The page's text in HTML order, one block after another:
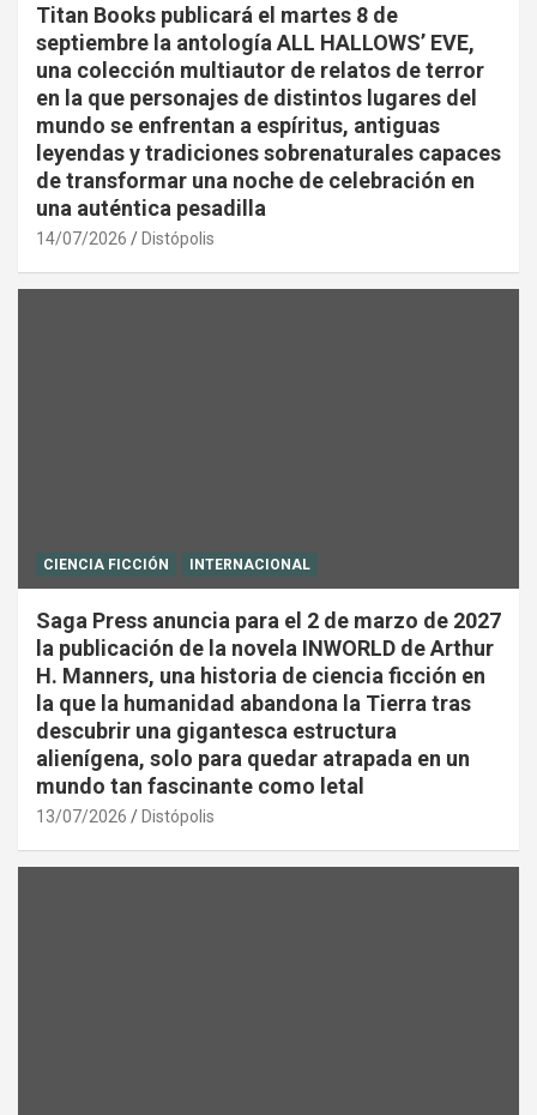
Titan Books publicará el martes 8 de
septiembre la antología ALL HALLOWS’ EVE,
una colección multiautor de relatos de terror
en la que personajes de distintos lugares del
mundo se enfrentan a espíritus, antiguas
leyendas y tradiciones sobrenaturales capaces
de transformar una noche de celebración en
una auténtica pesadilla
14/07/2026 Distópolis
CIENCIA FICCIÓN INTERNACIONAL
Saga Press anuncia para el 2 de marzo de 2027
la publicación de la novela INWORLD de Arthur
H. Manners, una historia de ciencia ficción en
la que la humanidad abandona la Tierra tras
descubrir una gigantesca estructura
alienígena, solo para quedar atrapada en un
mundo tan fascinante como letal
13/07/2026 Distópolis